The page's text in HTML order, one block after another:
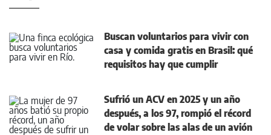
Buscan voluntarios para vivir con
casa y comida gratis en Brasil: qué
requisitos hay que cumplir
Sufrió un ACV en 2025 y un año
después, a los 97, rompió el récord
de volar sobre las alas de un avión